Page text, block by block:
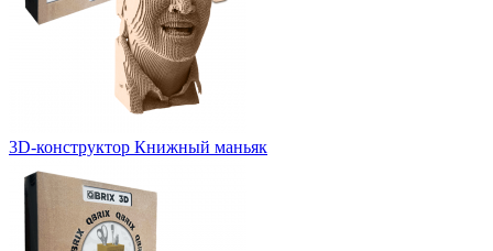
3D-конструктор Книжный маньяк